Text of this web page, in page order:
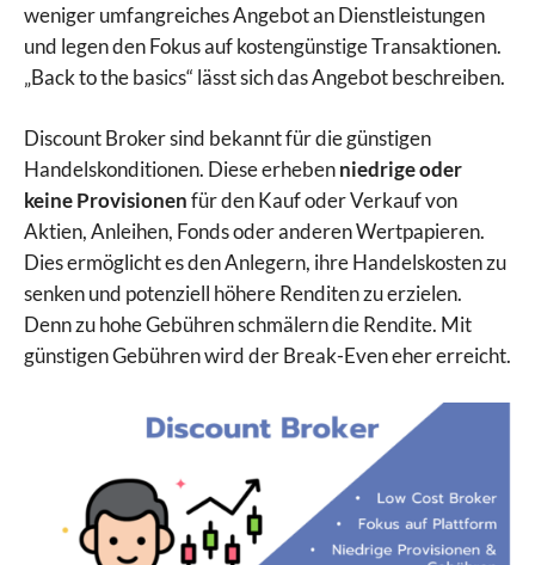
weniger umfangreiches Angebot an Dienstleistungen
und legen den Fokus auf kostengünstige Transaktionen.
„Back to the basics“ lässt sich das Angebot beschreiben.
Discount Broker sind bekannt für die günstigen
Handelskonditionen. Diese erhebenniedrige oder
keine Provisionenfür den Kauf oder Verkauf von
Aktien, Anleihen, Fonds oder anderen Wertpapieren.
Dies ermöglicht es den Anlegern, ihre Handelskosten zu
senken und potenziell höhere Renditen zu erzielen.
Denn zu hohe Gebühren schmälern die Rendite. Mit
günstigen Gebühren wird der Break-Even eher erreicht.